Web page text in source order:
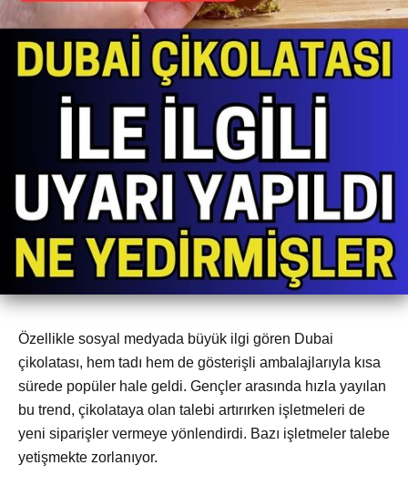
Özellikle sosyal medyada büyük ilgi gören Dubai
çikolatası, hem tadı hem de gösterişli ambalajlarıyla kısa
sürede popüler hale geldi. Gençler arasında hızla yayılan
bu trend, çikolataya olan talebi artırırken işletmeleri de
yeni siparişler vermeye yönlendirdi. Bazı işletmeler talebe
yetişmekte zorlanıyor.